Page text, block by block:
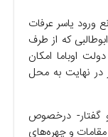
مثال، دولت ریگان در سال ۱۹۸۸ مانع ورود یاسر عرفات
۱۳۹۳ نیز حمید ابوطالبی که از طرف
اوباما امکان
در نهایت به محل
گفتار- درخصوص
مقامات و چهره‌های